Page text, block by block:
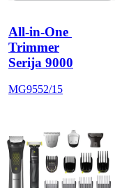
All-in-One
Trimmer
Serija 9000
MG9552/15